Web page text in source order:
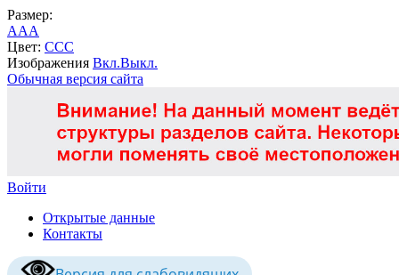
Размер:
AAA
Цвет: CCC
Изображения Вкл.Выкл.
Обычная версия сайта
Войти
Открытые данные
Контакты